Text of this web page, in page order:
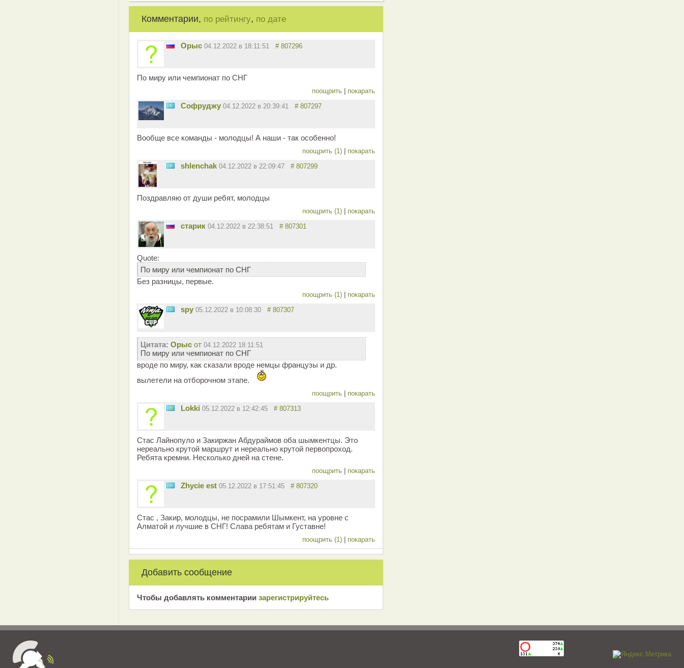
Комментарии, по рейтингу, по дате
Орыс 04.12.2022 в 18:11:51 # 807296
По миру или чемпионат по СНГ
поощрить | покарать
Софруджу 04.12.2022 в 20:39:41 # 807297
Вообще все команды - молодцы! А наши - так особенно!
поощрить (1) | покарать
shlenchak 04.12.2022 в 22:09:47 # 807299
Поздравляю от души ребят, молодцы
поощрить (1) | покарать
старик 04.12.2022 в 22:38:51 # 807301
Quote:
По миру или чемпионат по СНГ
Без разницы, первые.
поощрить (1) | покарать
spy 05.12.2022 в 10:08:30 # 807307
Цитата: Орыс от 04.12.2022 18:11:51
По миру или чемпионат по СНГ
вроде по миру, как сказали вроде немцы французы и др.
вылетели на отборочном этапе.
поощрить | покарать
Lokki 05.12.2022 в 12:42:45 # 807313
Стас Лайнопуло и Закиржан Абдураймов оба шымкентцы. Это
нереально крутой маршрут и нереально крутой первопроход.
Ребята кремни. Несколько дней на стене.
поощрить | покарать
Zhycie est 05.12.2022 в 17:51:45 # 807320
Стас , Закир, молодцы, не посрамили Шымкент, на уровне с
Алматой и лучшие в СНГ! Слава ребятам и Густавне!
поощрить (1) | покарать
Добавить сообщение
Чтобы добавлять комментарии зарeгиcтрирyйтeсь